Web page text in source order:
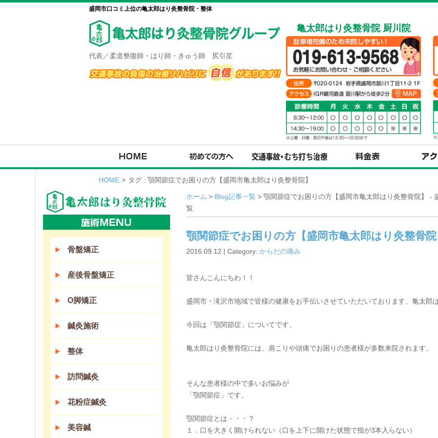
盛岡市口コミ上位の亀太郎はり灸整骨院・整体
代表／柔道整復師・はり師・きゅう師 尻引笙
亀太郎はり灸整骨院 厨川院
HOME > タグ : 顎関節症でお困りの方【盛岡市亀太郎はり灸整骨院】
ホーム > Blog記事一覧 > 顎関節症でお困りの方【盛岡市亀太郎はり灸整骨院】 -
覧
顎関節症でお困りの方【盛岡市亀太郎はり灸整骨院
2016.09.12 | Category: からだの痛み
皆さんこんにちわ！！
盛岡市・滝沢市地域で皆様の健康をお手伝いさせていただいております、亀太郎
今回は「顎関節症」についてです。
亀太郎はり灸整骨院には、肩こりや頭痛でお困りの患者様が多数来院されます。
そんな患者様の中で多いお悩みが
「顎関節症」です。
顎関節症とは・・・？
１．口を大きく開けられない（口を上下に開けた状態で指が3本入らない）
骨盤矯正
産後骨盤矯正
O脚矯正
鍼灸施術
整体
訪問鍼灸
花粉症鍼灸
美容鍼